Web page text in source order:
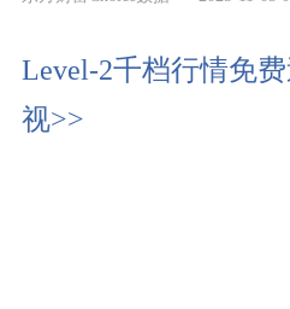
Level-2千档行情免
视>>